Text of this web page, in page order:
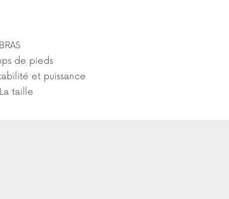
de pieds
et puissance
taille